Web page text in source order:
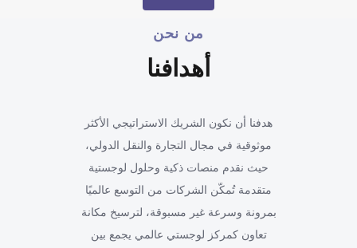
من نحن
أهدافنا
هدفنا أن نكون الشريك الاستراتيجي الأكثر
موثوقية في مجال التجارة والنقل الدولي،
حيث نقدم منصات ذكية وحلول لوجستية
متقدمة تُمكّن الشركات من التوسع عالميًا
بمرونة وسرعة غير مسبوقة، لترسيخ مكانة
تعاون كمركز لوجستي عالمي يجمع بين